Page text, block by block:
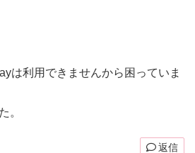
は利用できませんから困っていま
。
返信